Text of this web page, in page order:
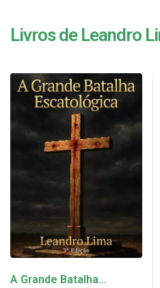
Livros de Leandro
A Grande Batalha